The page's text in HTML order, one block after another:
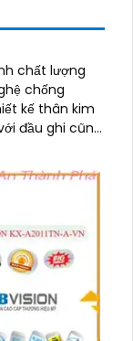
chất lượng
chống
kế thân kim
đầu ghi cũng